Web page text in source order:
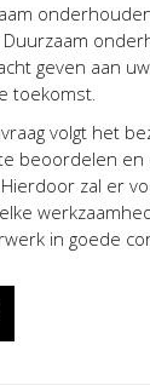
geven aan
toekomst.
volgt het
beoordelen
zal er
in goede